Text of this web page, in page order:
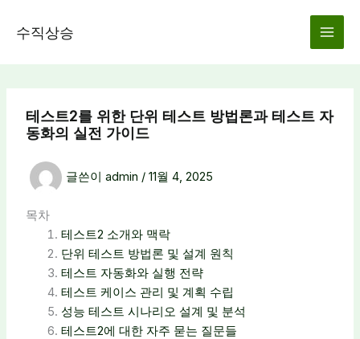
수직상승
테스트2를 위한 단위 테스트 방법론과 테스트 자
동화의 실전 가이드
글쓴이 admin / 11월 4, 2025
목차
테스트2 소개와 맥락
단위 테스트 방법론 및 설계 원칙
테스트 자동화와 실행 전략
테스트 케이스 관리 및 계획 수립
성능 테스트 시나리오 설계 및 분석
테스트2에 대한 자주 묻는 질문들